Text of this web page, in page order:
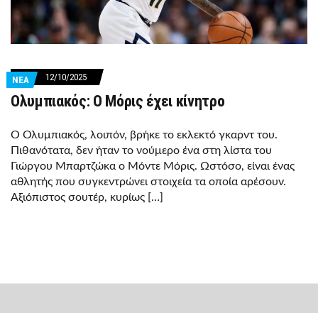
ΝΕΑ 12/10/2025
Ολυμπιακός: Ο Μόρις έχει κίνητρο
Ο Ολυμπιακός, λοιπόν, βρήκε το εκλεκτό γκαρντ του.
Πιθανότατα, δεν ήταν το νούμερο ένα στη λίστα του
Γιώργου Μπαρτζώκα ο Μόντε Μόρις. Ωστόσο, είναι ένας
αθλητής που συγκεντρώνει στοιχεία τα οποία αρέσουν.
Αξιόπιστος σουτέρ, κυρίως […]